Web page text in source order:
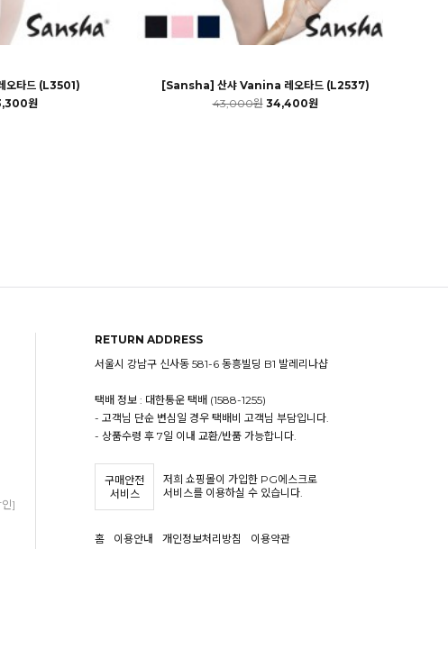
타드 (L3501)
원
[Sansha] 산샤 Vanina 레오타드 (L2537)
43,000원 34,400원
]
RETURN ADDRESS
서울시 강남구 신사동 581-6 동흥빌딩 B1 발레리나샵
택배 정보 : 대한통운 택배 (1588-1255)
- 고객님 단순 변심일 경우 택배비 고객님 부담입니다.
- 상품수령 후 7일 이내 교환/반품 가능합니다.
구매안전
서비스
저희 쇼핑몰이 가입한 PG에스크로
서비스를 이용하실 수 있습니다.
홈 이용안내 개인정보처리방침 이용약관